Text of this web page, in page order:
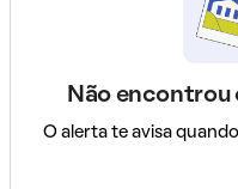
Não encontrou
O alerta te avisa